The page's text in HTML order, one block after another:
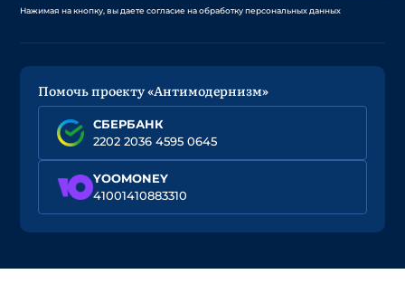
Нажимая на кнопку, вы даете согласие на обработку персональных данных
Помочь проекту «Антимодернизм»
СБЕРБАНК
2202 2036 4595 0645
YOOMONEY
41001410883310